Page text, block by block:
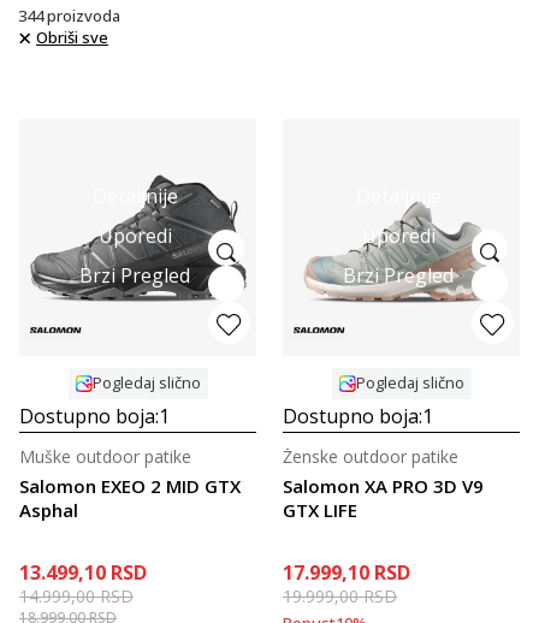
344proizvoda
Obriši sve
Detaljnije
Uporedi
Brzi Pregled
Pogledaj slično
Dostupno boja:1
Salomon EXEO 2 MID GTX
Asphal
Muške outdoor patike
13.499,10 RSD
14.999,00RSD
18.999,00RSD
Detaljnije
Uporedi
Brzi Pregled
Pogledaj slično
Dostupno boja:1
Salomon XA PRO 3D V9
GTX LIFE
Ženske outdoor patike
17.999,10 RSD
19.999,00RSD